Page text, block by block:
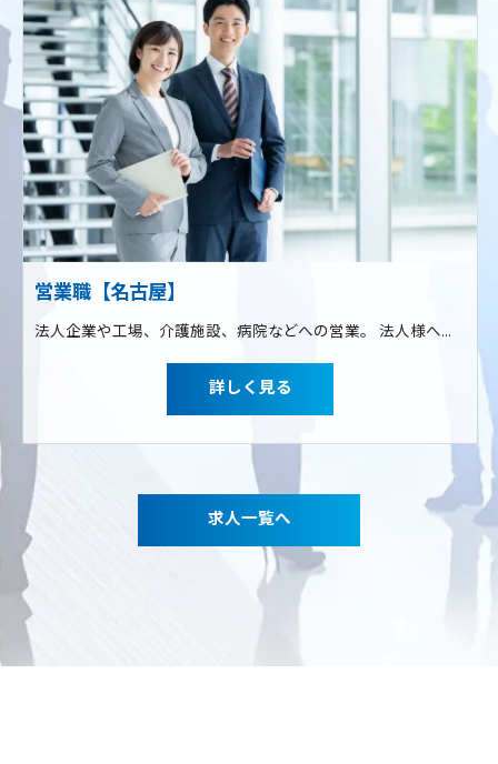
営業職【名古屋】
法人企業や工場、介護施設、病院などへの営業。 法人様へ訪問し、サービスの提案から契約の受注をしていただきます。 専門家相談できるポータルサイトの販売、DXコンサルから足元支援に至るまでのサポートサービス
詳しく見る
求人一覧へ